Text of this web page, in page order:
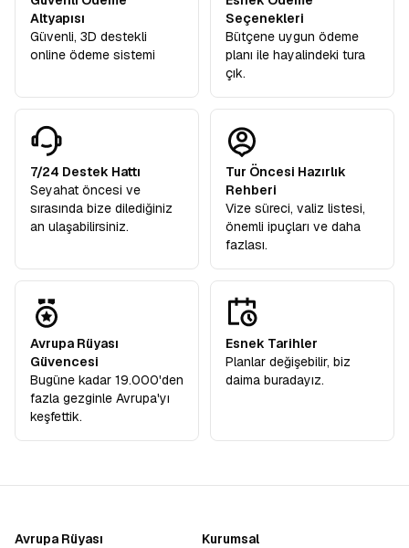
Altyapısı
Güvenli, 3D destekli
online ödeme sistemi
Seçenekleri
Bütçene uygun ödeme
planı ile hayalindeki tura
çık.
7/24 Destek Hattı
Seyahat öncesi ve
sırasında bize dilediğiniz
an ulaşabilirsiniz.
Tur Öncesi Hazırlık
Rehberi
Vize süreci, valiz listesi,
önemli ipuçları ve daha
fazlası.
Avrupa Rüyası
Güvencesi
Bugüne kadar 19.000'den
fazla gezginle Avrupa'yı
keşfettik.
Esnek Tarihler
Planlar değişebilir, biz
daima buradayız.
Avrupa Rüyası
Kurumsal